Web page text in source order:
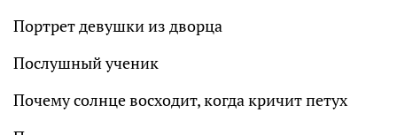
Портрет девушки из дворца
Послушный ученик
Почему солнце восходит, когда кричит петух